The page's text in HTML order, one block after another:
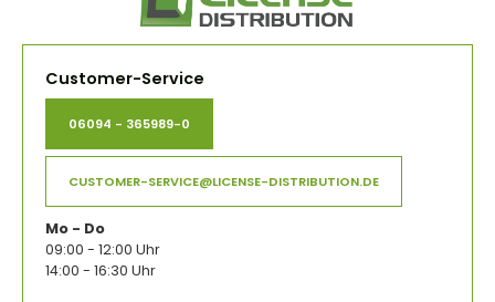
Customer-Service
06094 - 365989-0
CUSTOMER-SERVICE@LICENSE-DISTRIBUTION.DE
Mo - Do
09:00 - 12:00 Uhr
14:00 - 16:30 Uhr